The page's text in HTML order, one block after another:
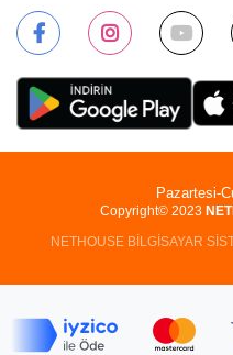
Copyright© 2023
NETHOUSE BİLGİSAYAR
Pazartesi-